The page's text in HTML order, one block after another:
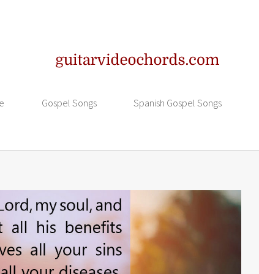
Gospel Songs Spanish Gospel Songs